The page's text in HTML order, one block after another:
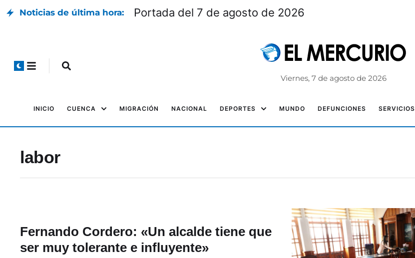
Noticias de última hora: Portada del 7 de agosto de 2026
Viernes, 7 de agosto de 2026
INICIO CUENCA MIGRACIÓN NACIONAL DEPORTES MUNDO DEFUNCIONES SERVICIOS
labor
Fernando Cordero: «Un alcalde tiene que
ser muy tolerante e influyente»